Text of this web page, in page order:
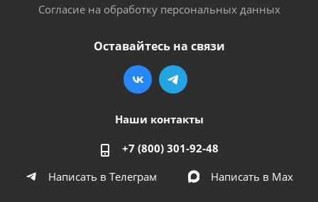
Согласие на обработку персональных данных
Оставайтесь на связи
Наши контакты
+7 (800) 301-92-48
Написать в Телеграм
Написать в Мах